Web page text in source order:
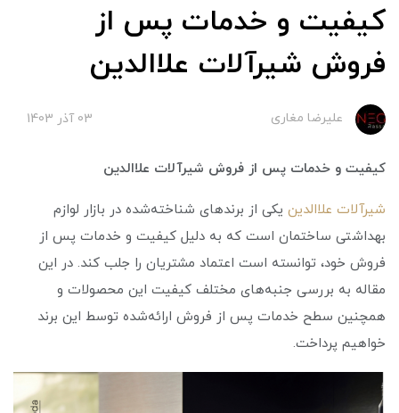
کیفیت و خدمات پس از
فروش شیرآلات علاالدین
علیرضا مغاری 03 آذر 1403
کیفیت و خدمات پس از فروش شیرآلات علاالدین
شیرآلات علاالدین یکی از برندهای شناخته‌شده در بازار لوازم
بهداشتی ساختمان است که به دلیل کیفیت و خدمات پس از
فروش خود، توانسته است اعتماد مشتریان را جلب کند. در این
مقاله به بررسی جنبه‌های مختلف کیفیت این محصولات و
همچنین سطح خدمات پس از فروش ارائه‌شده توسط این برند
خواهیم پرداخت.